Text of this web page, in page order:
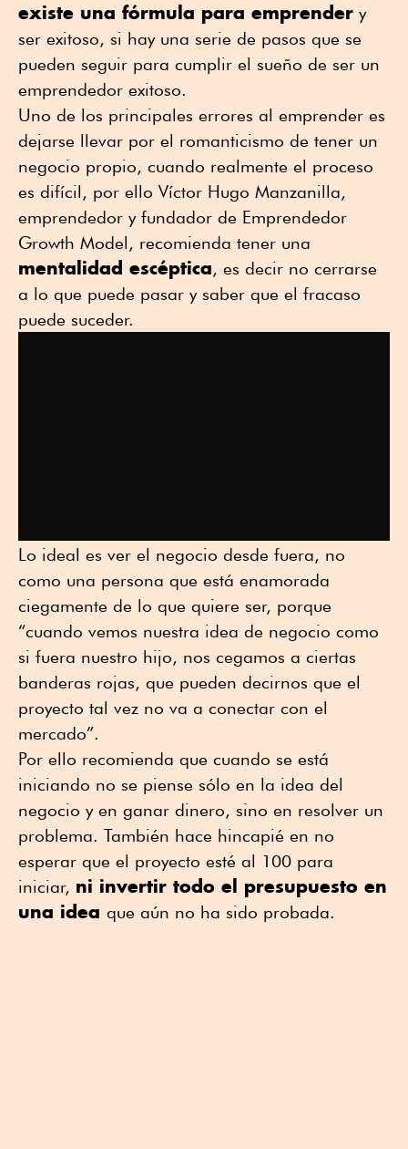
existe una fórmula para emprender y
ser exitoso, si hay una serie de pasos que se
pueden seguir para cumplir el sueño de ser un
emprendedor exitoso.
Uno de los principales errores al emprender es
dejarse llevar por el romanticismo de tener un
negocio propio, cuando realmente el proceso
es difícil, por ello Víctor Hugo Manzanilla,
emprendedor y fundador de Emprendedor
Growth Model, recomienda tener una
mentalidad escéptica, es decir no cerrarse
a lo que puede pasar y saber que el fracaso
puede suceder.
Lo ideal es ver el negocio desde fuera, no
como una persona que está enamorada
ciegamente de lo que quiere ser, porque
“cuando vemos nuestra idea de negocio como
si fuera nuestro hijo, nos cegamos a ciertas
banderas rojas, que pueden decirnos que el
proyecto tal vez no va a conectar con el
mercado”.
Por ello recomienda que cuando se está
iniciando no se piense sólo en la idea del
negocio y en ganar dinero, sino en resolver un
problema. También hace hincapié en no
esperar que el proyecto esté al 100 para
iniciar, ni invertir todo el presupuesto en
una idea que aún no ha sido probada.